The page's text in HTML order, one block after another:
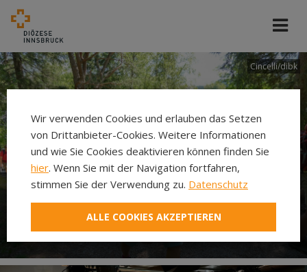
Cincelli/dibk
Neuer Pilgerweg Via
Laudato si’
Wir verwenden Cookies und erlauben das Setzen
von Drittanbieter-Cookies. Weitere Informationen
und wie Sie Cookies deaktivieren können finden Sie
hier. Wenn Sie mit der Navigation fortfahren,
stimmen Sie der Verwendung zu. Datenschutz
ALLE COOKIES AKZEPTIEREN